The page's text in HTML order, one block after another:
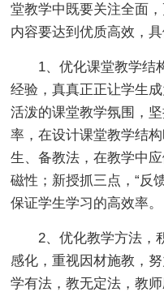
堂教学中既要关注全面
内容要达到优质高效，
1、优化课堂教学结
经验，真真正正让学生
活泼的课堂教学氛围，
率，在设计课堂教学结
生、备教法，在教学中应
磁性；新授抓三点，“反
保证学生学习的高效率。
2、优化教学方法，
感化，重视因材施教，
学有法，教无定法，教